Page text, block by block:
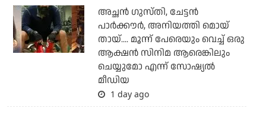
അച്ഛന്‍ ഗുസ്തി, ചേട്ടന്‍
പാര്‍ക്കൗര്‍, അനിയത്തി മൊയ്
തായ്.... മൂന്ന് പേരെയും വെച്ച് ഒരു
ആക്ഷന്‍ സിനിമ ആരെങ്കിലും
ചെയ്യുമോ എന്ന് സോഷ്യല്‍
മീഡിയ
1 day ago